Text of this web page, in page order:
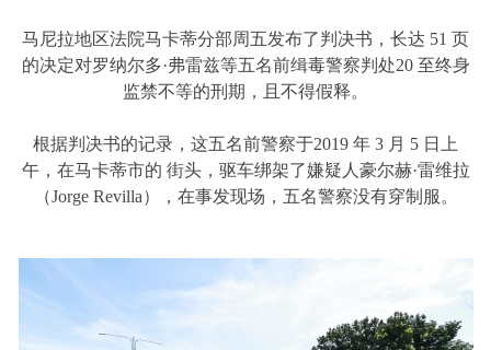
马尼拉地区法院马卡蒂分部周五发布了判决书，长达 51 页
的决定对罗纳尔多·弗雷兹等五名前缉毒警察判处20 至终身
监禁不等的刑期，且不得假释。
根据判决书的记录，这五名前警察于2019 年 3 月 5 日上
午，在马卡蒂市的 街头，驱车绑架了嫌疑人豪尔赫·雷维拉
（Jorge Revilla），在事发现场，五名警察没有穿制服。